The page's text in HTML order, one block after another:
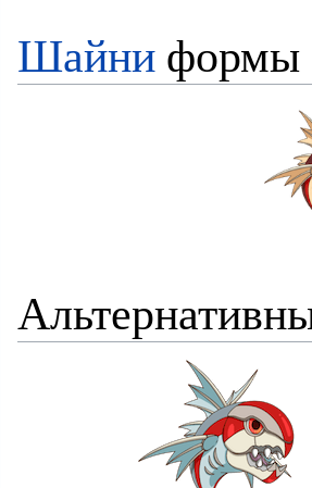
Шайниформы